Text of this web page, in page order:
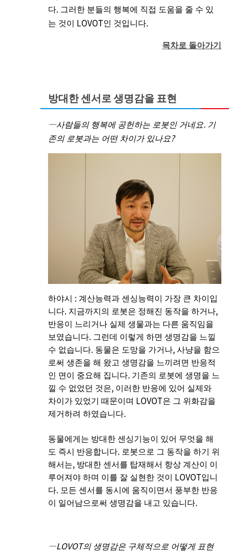
다. 그러한 분들의 행복에 직접 도움을 줄 수 있
는 것이 LOVOT인 것입니다.
목차로 돌아가기
방대한 센서로 생명감을 표현
―사람들의 행복에 공헌하는 로봇인 거네요. 기
존의 로봇과는 어떤 차이가 있나요?
하야시 : 계산능력과 센싱능력이 가장 큰 차이입
니다. 지금까지의 로봇은 정해진 동작을 하거나,
반응이 느리거나 실제 생물과는 다른 움직임을
보였습니다. 그런데 이렇게 하면 생명감을 느낄
수 없습니다. 동물은 도망을 가거나, 사냥을 함으
로써 생존을 해 왔고 생명감을 느끼려면 반응적
인 면이 중요해 집니다. 기존의 로봇에 생명을 느
낄 수 없었던 것은, 이러한 반응에 있어 실제와
차이가 있었기 때문이며 LOVOT은 그 위화감을
제거하려 하였습니다.
동물에게는 방대한 센싱기능이 있어 무엇을 해
도 즉시 반응합니다. 로봇으로 그 동작을 하기 위
해서는, 방대한 센서를 탑재해서 항상 계산이 이
루어져야 하며 이를 잘 실현한 것이 LOVOT입니
다. 모든 센서를 동시에 움직이면서 풍부한 반응
이 일어남으로써 생명감을 내고 있습니다.
―LOVOT의 생명감은 구체적으로 어떻게 표현